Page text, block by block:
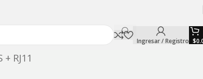
Ingresar / Registro $
RJ11